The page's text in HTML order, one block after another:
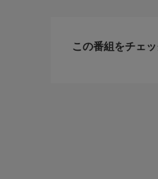
この番組をチェ